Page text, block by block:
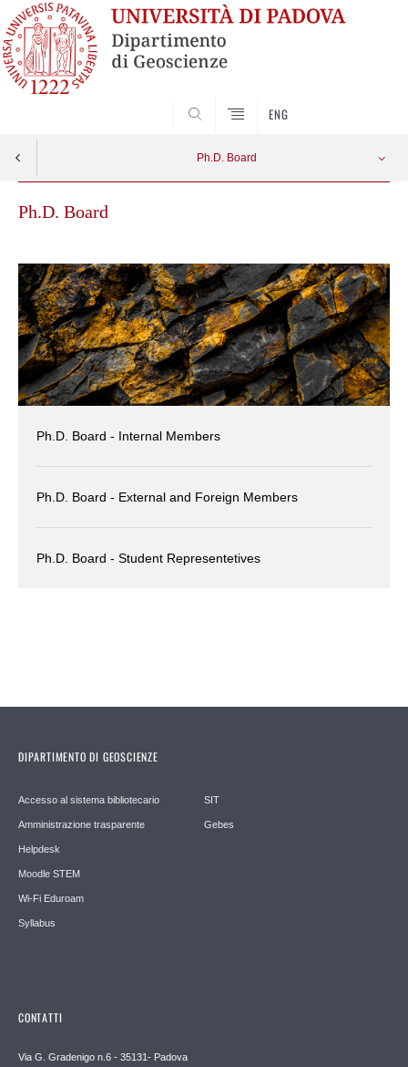
ENG
Ph.D. Board
Ph.D. Board
Ph.D. Board - Internal Members
Ph.D. Board - External and Foreign Members
Ph.D. Board - Student Representetives
DIPARTIMENTO DI GEOSCIENZE
Accesso al sistema bibliotecario
Amministrazione trasparente
Helpdesk
Moodle STEM
Wi-Fi Eduroam
Syllabus
SIT
Gebes
CONTATTI
Via G. Gradenigo n.6 - 35131- Padova